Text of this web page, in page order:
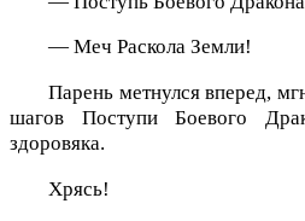
— Меч Раскола Земли!
Парень метнулся вперед,
шагов Поступи Боевого
здоровяка.
Хрясь!